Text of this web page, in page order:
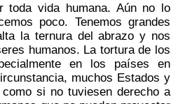
toda vida humana. Aún no lo
poco. Tenemos grandes
la ternura del abrazo y nos
humanos. La tortura de los
en los países en
muchos Estados y
si no tuviesen derecho a